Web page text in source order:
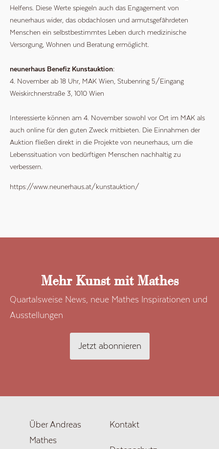
Helfens. Diese Werte spiegeln auch das Engagement von
neunerhaus wider, das obdachlosen und armutsgefährdeten
Menschen ein selbstbestimmtes Leben durch medizinische
Versorgung, Wohnen und Beratung ermöglicht.
neunerhaus Benefiz Kunstauktion:
4. November ab 18 Uhr, MAK Wien, Stubenring 5/Eingang
Weiskirchnerstraße 3, 1010 Wien
Interessierte können am 4. November sowohl vor Ort im MAK als
auch online für den guten Zweck mitbieten. Die Einnahmen der
Auktion fließen direkt in die Projekte von neunerhaus, um die
Lebenssituation von bedürftigen Menschen nachhaltig zu
verbessern.
https://www.neunerhaus.at/kunstauktion/
Mehr Kunst mit Mathes
Quartalsweise News, neue Mathes Inspirationen und
Ausstellungen
Jetzt abonnieren
Über Andreas
Mathes
Kontakt